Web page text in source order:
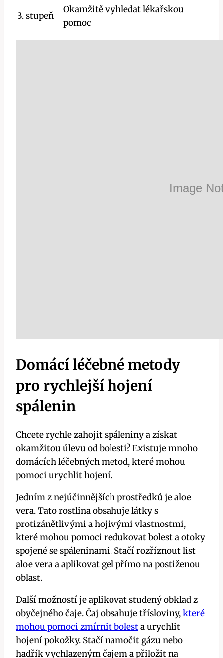
3. stupeň
Okamžitě vyhledat lékařskou
pomoc
Domácí léčebné metody
pro rychlejší hojení
spálenin
Chcete rychle zahojit spáleniny a získat
okamžitou úlevu od bolesti? Existuje mnoho
domácích léčebných metod, které mohou
pomoci urychlit hojení.
Jedním z nejúčinnějších prostředků je aloe
vera. Tato rostlina obsahuje látky s
protizánětlivými a hojivými vlastnostmi,
které mohou pomoci redukovat bolest a otoky
spojené se spáleninami. Stačí rozříznout list
aloe vera a aplikovat gel přímo na postiženou
oblast.
Další možností je aplikovat studený obklad z
obyčejného čaje. Čaj obsahuje třísloviny,které
mohou pomoci zmírnit bolesta urychlit
hojení pokožky. Stačí namočit gázu nebo
hadřík vychlazeným čajem a přiložit na